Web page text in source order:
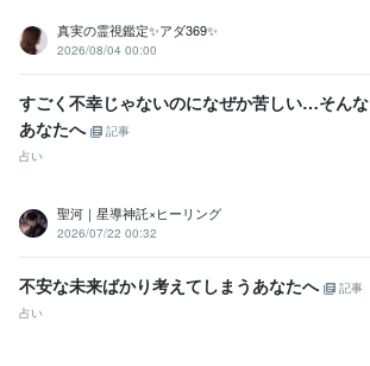
真実の霊視鑑定✨アダ369✨
2026/08/04 00:00
すごく不幸じゃないのになぜか苦しい…そんな
あなたへ
記事
占い
聖河｜星導神託×ヒーリング
2026/07/22 00:32
不安な未来ばかり考えてしまうあなたへ
記事
占い